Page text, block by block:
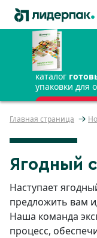
каталог
упаковки для
ПОЛУЧИТЬ
Главная страница
Ягодный
Наступает
предложить вам
Наша команда
процесс,